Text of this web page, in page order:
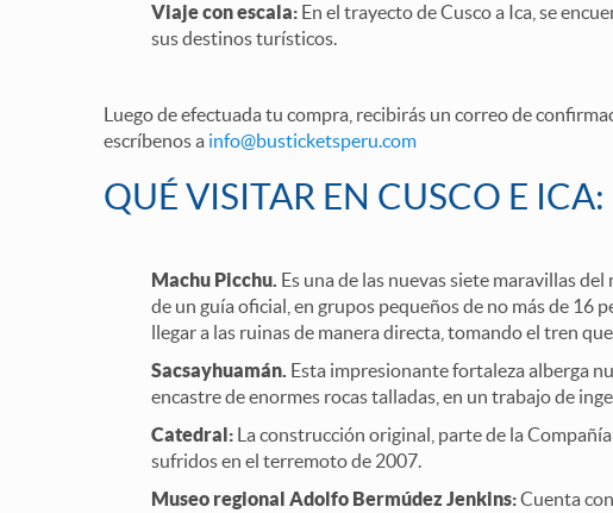
Viaje con escala: En el trayecto de Cusco a Ica, se
sus destinos turísticos.
Luego de efectuada tu compra, recibirás un correo de
escríbenos a info@busticketsperu.com
QUÉ VISITAR EN CUSCO E ICA:
Machu Picchu. Es una de las nuevas siete maravillas
de un guía oficial, en grupos pequeños de no más de 16
llegar a las ruinas de manera directa, tomando el tren
Sacsayhuamán. Esta impresionante fortaleza alberga
encastre de enormes rocas talladas, en un trabajo de
Catedral: La construcción original, parte de la
sufridos en el terremoto de 2007.
Museo regional Adolfo Bermúdez Jenkins:Cuenta